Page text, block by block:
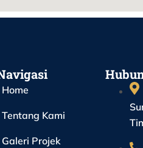
Home
Tentang Kami
Galeri Projek